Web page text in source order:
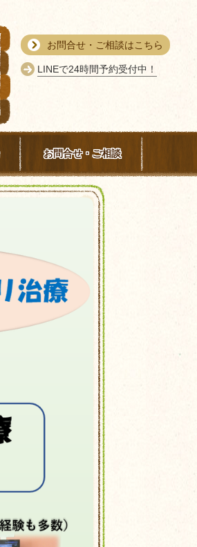
お問合せ・ご相談はこちら
LINEで24時間予約受付中！
お問合せ・ご相談